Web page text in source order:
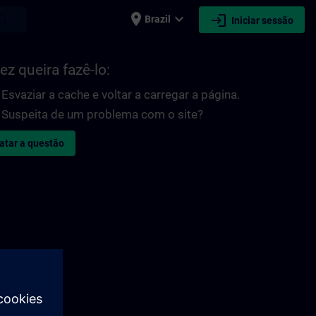
place Brazil expand_more login Iniciar sessão
queira fazê-lo:
Esvaziar a cache e voltar a carregar a página.
Suspeita de um problema com o site?
a questão